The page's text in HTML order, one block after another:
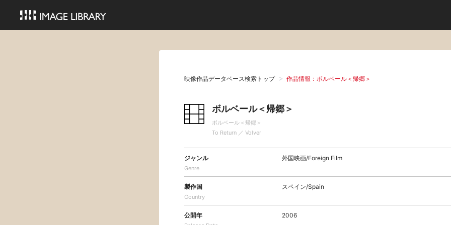
映像作品データベース検索トップ 作品情報：ボルベール＜帰郷＞
ボルベール＜帰郷＞
ボルベール＜帰郷＞
To Return ／ Volver
ジャンル
Genre
外国映画/Foreign Film
製作国
Country
スペイン/Spain
公開年 2006